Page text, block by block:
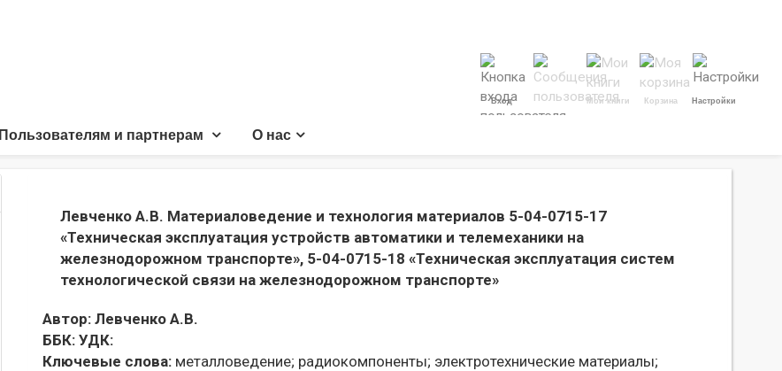
Вход Мои книги Корзина Настройки
Пользователям и партнерам О нас
Левченко А.В. Материаловедение и технология материалов 5-04-0715-17
«Техническая эксплуатация устройств автоматики и телемеханики на
железнодорожном транспорте», 5-04-0715-18 «Техническая эксплуатация систем
технологической связи на железнодорожном транспорте»
Автор: Левченко А.В.
ББК: УДК:
Ключевые слова: металловедение; радиокомпоненты; электротехнические материалы;